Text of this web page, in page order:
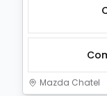
Mazda Chatel